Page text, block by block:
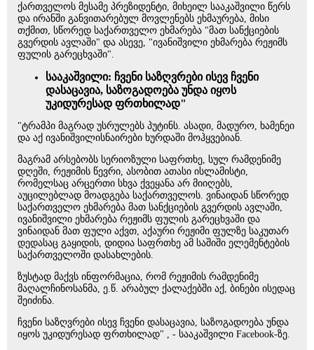
ქართველოს მესამე პრეზიდენტი, მიხეილ სააკაშვილი წერს
და ირანში განვითარებულ მოვლენებს ეხმაურება, მისი
თქმით, სწორედ საქართველო ეხმარება "მათ სანქციების
გვერდის ავლაში" და ასევე, "ივანიშვილი ეხმარება რეჟიმს
ფულის გარეცხვაში".
სააკაშვილი: ჩვენი საზღვრები ისევ ჩვენი
დასაცავია, საზოგადოება უნდა იყოს
უკიდურესად ფრთხილად"
"ტრამპი მაგრად უსრულებს პუტინს. ასადი, მადურო, ხამენეი
და აქ ივანიშვილისნაირები ხურდაში მოჰყვებიან.
მაგრამ არსებობს სერიოზული საფრთხე, სულ რამდენიმე
დღეში, რეჟიმის წევრი, ასობით ათასი ისლამისტი,
რომელსაც არცერთი სხვა ქვეყანა არ მიიღებს,
აუცილებლად მოადგება საქართველოს. ვინაიდან სწორედ
საქართველო ეხმარება მათ სანქციების გვერდის ავლაში,
ივანიშვილი ეხმარება რეჟიმს ფულის გარეცხვაში და
ვინაიდან მათ ფული აქვთ, აქაური რეჟიმი ფულზე საკუთარ
დედასაც გაყიდის, დიდია საფრთხე ამ საშიში ელემენტების
საქართველოში დასახლების.
ზუსტად მაქვს ინფორმაცია, რომ რეჟიმის რამდენიმე
მაღალჩინოსანმა, ე.წ. არაბულ ქალაქებში აქ, ბინები ისედაც
შეიძინა.
ჩვენი საზღვრები ისევ ჩვენი დასაცავია, საზოგადოება უნდა
იყოს უკიდურესად ფრთხილად" , - სააკაშვილი Facebook-ზე.